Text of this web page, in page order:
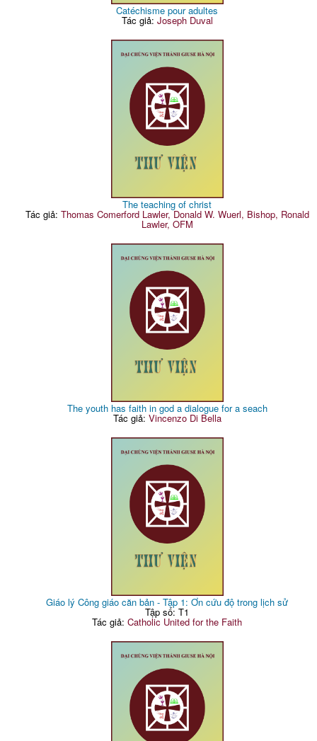
Catéchisme pour adultes
Tác giả: Joseph Duval
The teaching of christ
Tác giả: Thomas Comerford Lawler, Donald W. Wuerl, Bishop, Ronald
Lawler, OFM
The youth has faith in god a dialogue for a seach
Tác giả: Vincenzo Di Bella
Giáo lý Công giáo căn bản - Tập 1: Ơn cứu độ trong lịch sử
Tập số: T1
Tác giả:Catholic United for the Faith